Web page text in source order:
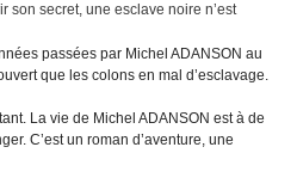
son secret, une esclave noire n’est
passées par Michel ADANSON au
que les colons en mal d’esclavage.
La vie de Michel ADANSON est à de
C’est un roman d’aventure, une